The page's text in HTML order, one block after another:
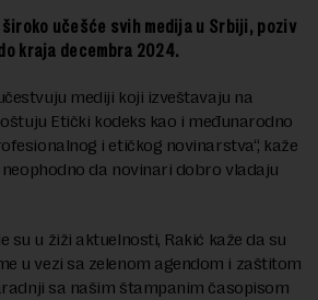
široko učešće svih medija u Srbiji, poziv
kraja decembra 2024.
mediji koji izveštavaju na
Etički kodeks kao i međunarodno
i etičkog novinarstva“, kaže
neophodno da novinari dobro vladaju
su u žiži aktuelnosti, Rakić kaže da su
u vezi sa zelenom agendom i zaštitom
sa našim štampanim časopisom